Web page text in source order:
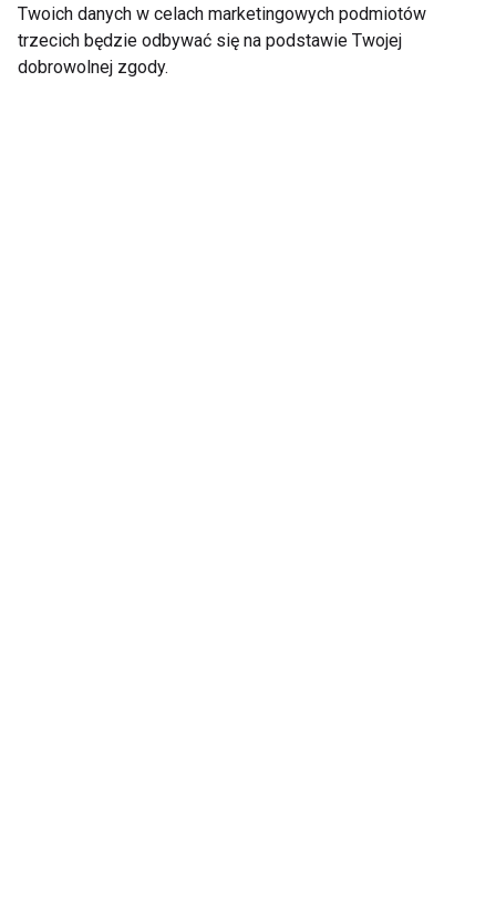
Twoich danych w celach marketingowych podmiotów
trzecich będzie odbywać się na podstawie Twojej
dobrowolnej zgody.